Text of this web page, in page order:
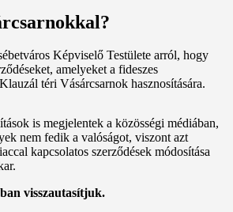
Képviselő Testülete arról, hogy
amelyeket a fideszes
téri Vásárcsarnok hasznosítására.
is megjelentek a közösségi médiában,
nem fedik a valóságot, viszont azt
kapcsolatos szerződések módosítása
visszautasítjuk.